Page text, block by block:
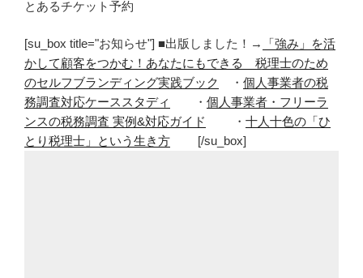
とあるチケット予約
[su_box title="お知らせ"] ■出版しました！→
「強み」を活
かして顧客をつかむ！あなたにもできる 税理士のため
のセルフブランディング実践ブック
・ 個人事業者の税
務調査対応ケーススタディ
・ 個人事業者・フリーラ
ンスの税務調査 実例&対応ガイド
・ 十人十色の「ひ
とり税理士」という生き方 [/su_box]